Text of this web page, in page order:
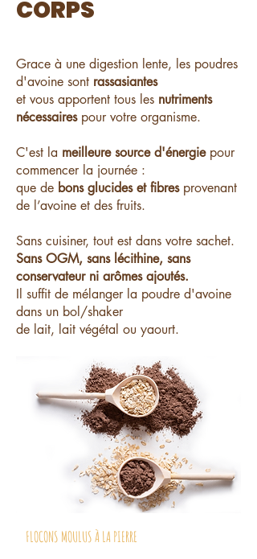
CORPS
Grace à une digestion lente, les poudres
d'avoine sont rassasiantes
et vous apportent tous les nutriments
nécessairespour votre organisme.
C'est la meilleure source d'énergiepour
commencer la journée :
que de bons glucides et fibresprovenant
de l’avoine et des fruits.
Sans cuisiner, tout est dans votre sachet.
Sans OGM, sans lécithine, sans
conservateur ni arômes ajoutés.
Il suffit de mélanger la poudre d'avoine
dans un bol/shaker
de lait, lait végétal ou yaourt.
FLOCONS MOULUS À LA PIERRE